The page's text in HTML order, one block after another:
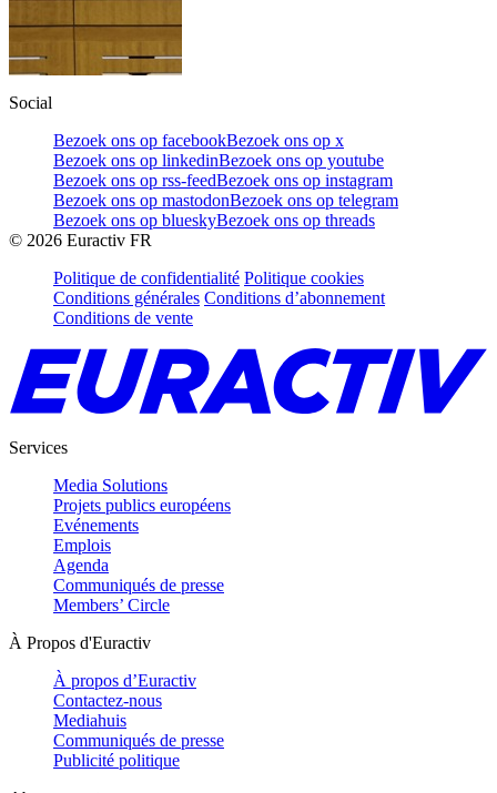
Social
Bezoek ons op facebookBezoek ons op x
Bezoek ons op linkedinBezoek ons op youtube
Bezoek ons op rss-feedBezoek ons op instagram
Bezoek ons op mastodonBezoek ons op telegram
Bezoek ons op blueskyBezoek ons op threads
© 2026 Euractiv FR
Politique de confidentialité Politique cookies
Conditions générales Conditions d’abonnement
Conditions de vente
Services
Media Solutions
Projets publics européens
Evénements
Emplois
Agenda
Communiqués de presse
Members’ Circle
À Propos d'Euractiv
À propos d’Euractiv
Contactez-nous
Mediahuis
Communiqués de presse
Publicité politique